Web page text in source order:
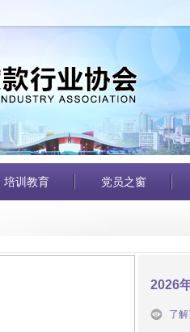
培训教育 党员之窗
2026
了